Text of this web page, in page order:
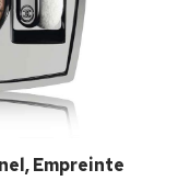
Empreinte